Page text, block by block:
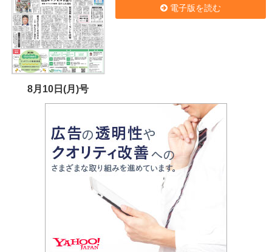
8月10日(月)号
電子版を読む